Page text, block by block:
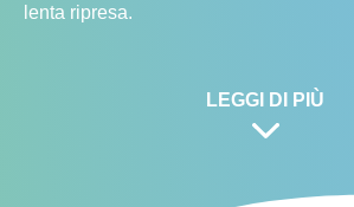
lenta ripresa.
LEGGI DI PIÙ